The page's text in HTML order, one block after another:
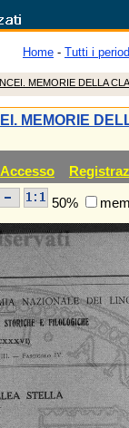
Home - Tutti i
MEMORIE DELLA
MEMORIE
Accesso
50%